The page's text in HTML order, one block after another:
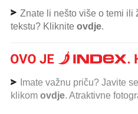
Znate li nešto više o temi ili
tekstu? Kliknite ovdje.
Imate važnu priču? Javite
klikom ovdje. Atraktivne